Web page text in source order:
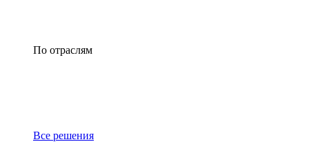
По отраслям
Все решения